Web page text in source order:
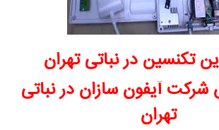
تکنسین در نباتی تهران
آیفون سازان در نباتی
تهران